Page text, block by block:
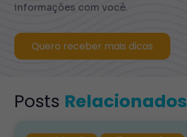
informações com você.
Quero receber mais dicas
Posts Relacionados